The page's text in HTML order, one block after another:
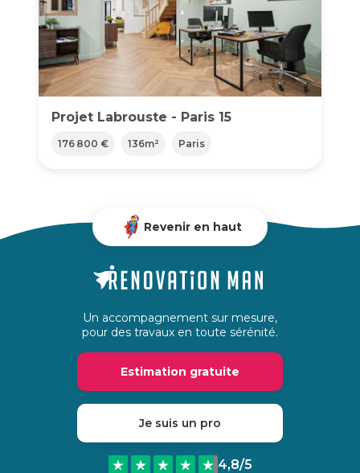
Projet Labrouste - Paris 15
176 800 € 136m² Paris
Revenir en haut
Un accompagnement sur mesure,
pour des travaux en toute sérénité.
Estimation gratuite
Je suis un pro
4,8/5